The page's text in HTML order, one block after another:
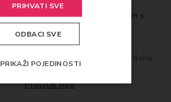
Blazinice natopljene serumom s
PDRN-om
18,67€
Najniža cijena posljednjih 30 dana:
18.67 €
Pročitaj više
PRIHVATI SVE
ODBACI SVE
PRIKAŽI POJEDINOSTI